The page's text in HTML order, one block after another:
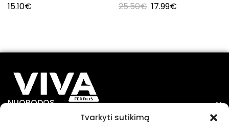
Tvarkyti sutikimą
15.10€ 25.50€ 17.99€
NUORODOS